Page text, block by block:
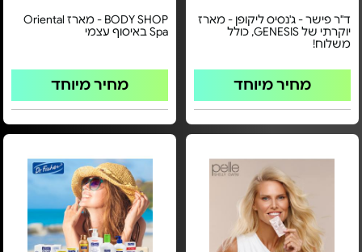
ד"ר פישר - ג'נסיס ליקופן - מארז
יוקרתי של GENESIS, כולל
משלוח!
מחיר מיוחד
BODY SHOP - מארז Oriental
Spa באיסוף עצמי
מחיר מיוחד